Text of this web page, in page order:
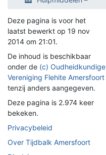
Deze pagina is voor het
laatst bewerkt op 19 nov
2014 om 21:01.
De inhoud is beschikbaar
onder de (c) Oudheidkundige
Vereniging Flehite Amersfoort
tenzij anders aangegeven.
Deze pagina is 2.974 keer
bekeken.
Privacybeleid
Over Tijdbalk Amersfoort